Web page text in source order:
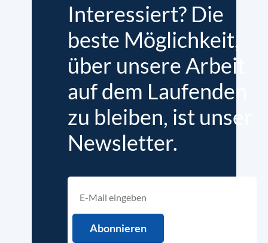
Interessiert? Die
beste Möglichkeit,
über unsere Arbeit
auf dem Laufenden
zu bleiben, ist unser
Newsletter.